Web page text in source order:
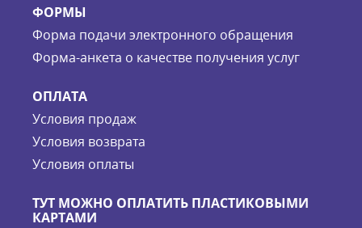
ФОРМЫ
Форма подачи электронного обращения
Форма-анкета о качестве получения услуг
ОПЛАТА
Условия продаж
Условия возврата
Условия оплаты
ТУТ МОЖНО ОПЛАТИТЬ ПЛАСТИКОВЫМИ
КАРТАМИ